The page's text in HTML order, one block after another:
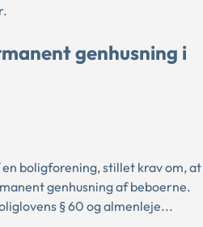
genhusning i
boligforening, stillet krav om, at
genhusning af beboerne.
§ 60 og almenleje...